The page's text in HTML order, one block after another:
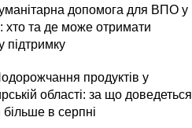
допомога для ВПО у
хто та де може отримати
підтримку
продуктів у
області: за що доведеться
більше в серпні